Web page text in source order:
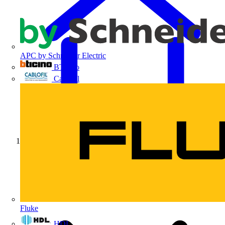
APC by Schneider Electric
BTicino
Cablofil
Fluke